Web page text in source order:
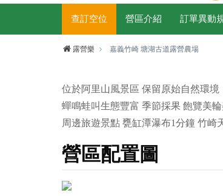
查訂空位 營區介紹 訂單異動
露營樂 嘉義竹崎 塘湖古道露營農場
位於阿里山風景區 保留原始自然環境
蟬鳴蛙叫生態豐富 季節採果 飽覽美
周邊旅遊景點 甕缸潭瀑布1分鐘 竹崎
營區配置圖